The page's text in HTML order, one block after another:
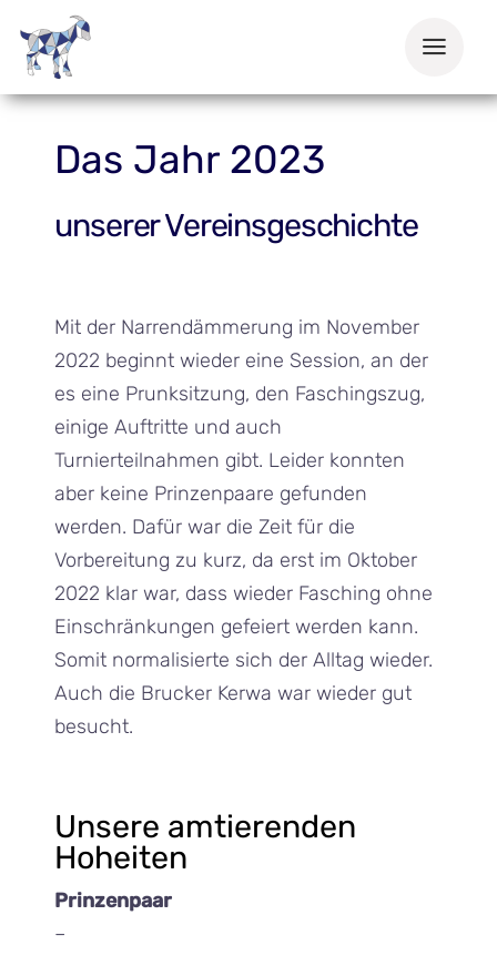
Inhalt
springen
Das Jahr 2023
unserer Vereinsgeschichte
Mit der Narrendämmerung im November
2022 beginnt wieder eine Session, an der
es eine Prunksitzung, den Faschingszug,
einige Auftritte und auch
Turnierteilnahmen gibt. Leider konnten
aber keine Prinzenpaare gefunden
werden. Dafür war die Zeit für die
Vorbereitung zu kurz, da erst im Oktober
2022 klar war, dass wieder Fasching ohne
Einschränkungen gefeiert werden kann.
Somit normalisierte sich der Alltag wieder.
Auch die Brucker Kerwa war wieder gut
besucht.
Unsere amtierenden
Hoheiten
Prinzenpaar
–